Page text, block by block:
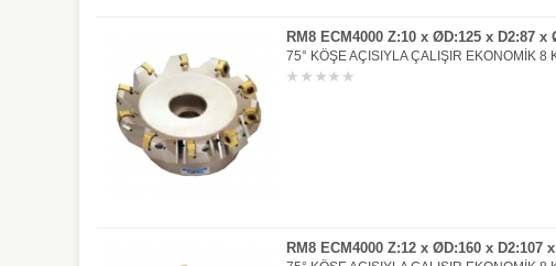
RM8 ECM4000 Z:10 x ØD:125 x D2:87
75° KÖŞE AÇISIYLA ÇALIŞIR EKONOMİK
RM8 ECM4000 Z:12 x ØD:160 x